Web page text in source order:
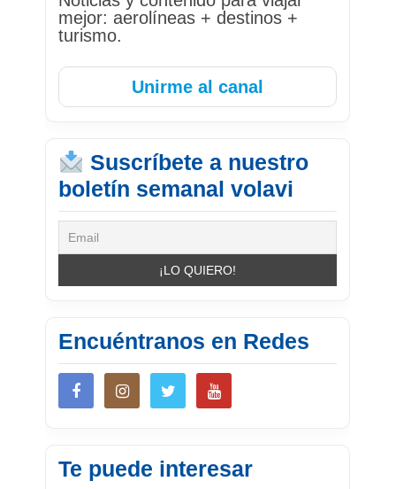
mejor: aerolíneas + destinos +
turismo.
Unirme al canal
Suscríbete a nuestro
boletín semanal volavi
Encuéntranos en Redes
Te puede interesar